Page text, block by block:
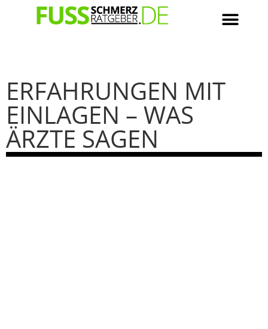
ERFAHRUNGEN MIT
EINLAGEN – WAS
ÄRZTE SAGEN